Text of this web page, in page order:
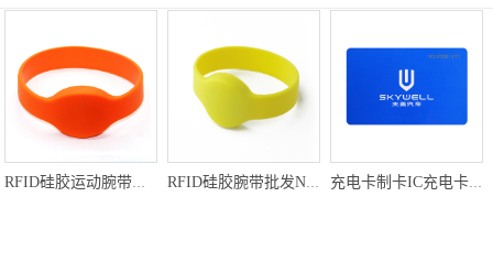
RFID硅胶运动腕带厂家定做硅胶腕带NFC硅胶手环 RFID硅胶腕带批发NFC硅胶腕带厂家硅胶手环工厂 充电卡制卡IC充电卡制卡工厂IC重点卡定制厂家